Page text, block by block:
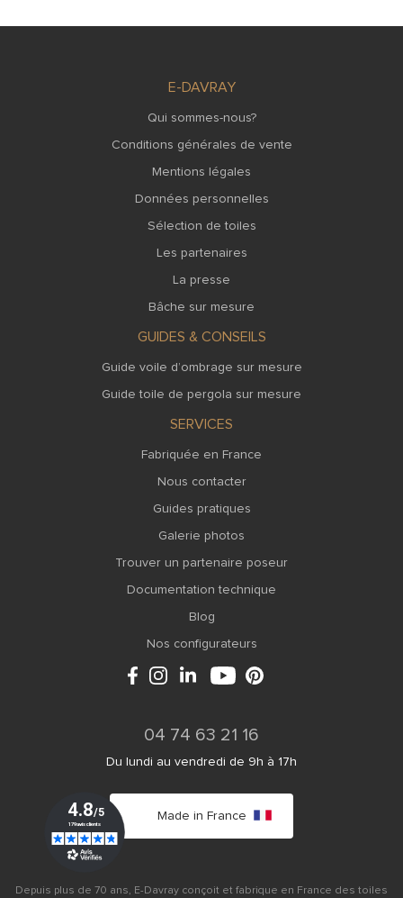
E-DAVRAY
Qui sommes-nous?
Conditions générales de vente
Mentions légales
Données personnelles
Sélection de toiles
Les partenaires
La presse
Bâche sur mesure
GUIDES & CONSEILS
Guide voile d’ombrage sur mesure
Guide toile de pergola sur mesure
SERVICES
Fabriquée en France
Nous contacter
Guides pratiques
Galerie photos
Trouver un partenaire poseur
Documentation technique
Blog
Nos configurateurs
04 74 63 21 16
Du lundi au vendredi de 9h à 17h
Made in France
Depuis plus de 70 ans, E-Davray conçoit et fabrique en France des toiles